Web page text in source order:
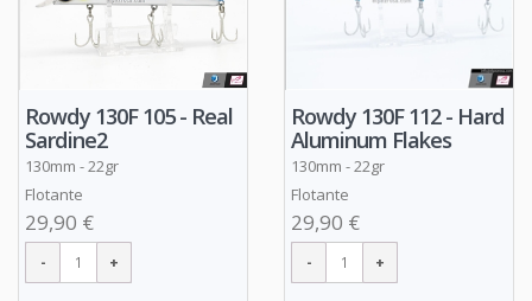
Rowdy 130F 105 - Real
Sardine2
130mm - 22gr
Flotante
29,90 €
Rowdy 130F 112 - Hard
Aluminum Flakes
130mm - 22gr
Flotante
29,90 €